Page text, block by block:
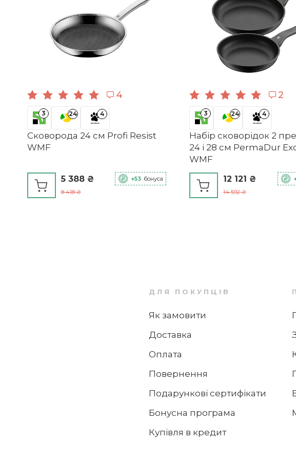
Profi WMF
4000530516817
Сковорода стандартна
Нержавіюча сталь 18/10
4
3 24 4
Сковорода 24 см Profi Resist
WMF
5 388 ₴
8 418 ₴
+53 бонуса
2
3 24 4
Набір сковорідок 2
24 і 28 см PermaDur
WMF
12 121 ₴
14 592 ₴
ДЛЯ ПОКУПЦІВ
Як замовити
Доставка
Оплата
Повернення
Подарункові сертифікати
Бонусна програма
Купівля в кредит